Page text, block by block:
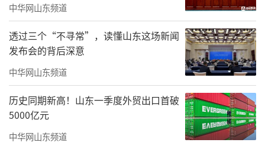
首先，代表中国房地产业协会祝贺绿地泉
控股集团成立50周年。
回顾绿地泉集团50年的发展，我想可以用
四句话来概括：50年光阴荏苒，50年岁月峥
嵘，50年厚道经营，50年成效斐然。绿地泉集
团之所以能在峥嵘的岁月中取得斐然的成效，
中华网山东频道
透过三个“不寻常”，读懂山东这场新闻
发布会的背后深意
中华网山东频道
历史同期新高！山东一季度外贸出口首破
5000亿元
中华网山东频道